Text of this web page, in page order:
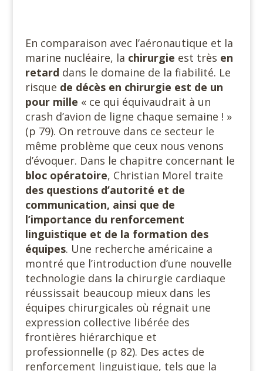
En comparaison avec l’aéronautique et la
marine nucléaire, la chirurgie est très en
retard dans le domaine de la fiabilité. Le
risque de décès en chirurgie est de un
pour mille « ce qui équivaudrait à un
crash d’avion de ligne chaque semaine ! »
(p 79). On retrouve dans ce secteur le
même problème que ceux nous venons
d’évoquer. Dans le chapitre concernant le
bloc opératoire, Christian Morel traite
des questions d’autorité et de
communication, ainsi que de
l’importance du renforcement
linguistique et de la formation des
équipes. Une recherche américaine a
montré que l’introduction d’une nouvelle
technologie dans la chirurgie cardiaque
réussissait beaucoup mieux dans les
équipes chirurgicales où régnait une
expression collective libérée des
frontières hiérarchique et
professionnelle (p 82). Des actes de
renforcement linguistique, tels que la